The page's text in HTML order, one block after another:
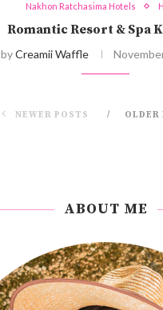
Nakhon Ratchasima Hotels
Romantic Resort & Spa
byCreamii Waffle
NEWER POSTS OLDER
ABOUT ME